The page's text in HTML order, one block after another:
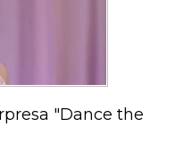
"Dance the